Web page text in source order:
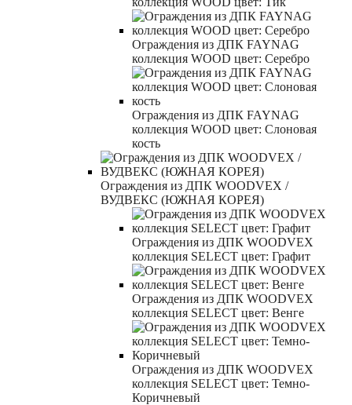
Ограждения из ДПК FAYNAG
коллекция WOOD цвет: Серебро
Ограждения из ДПК FAYNAG
коллекция WOOD цвет: Слоновая
кость
Ограждения из ДПК WOODVEX /
ВУДВЕКС (ЮЖНАЯ КОРЕЯ)
Ограждения из ДПК WOODVEX
коллекция SELECT цвет: Графит
Ограждения из ДПК WOODVEX
коллекция SELECT цвет: Венге
Ограждения из ДПК WOODVEX
коллекция SELECT цвет: Темно-
Коричневый